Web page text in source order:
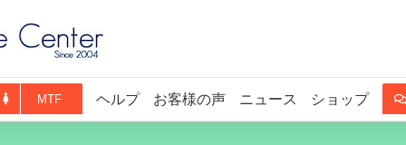
MTF ヘルプ お客様の声 ニュース ショップ